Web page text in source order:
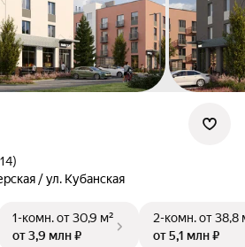
/ ул. Кубанская
1-комн.от 30,9 м²
от 3,9 млн ₽
2-комн.от 38,8
от 5,1 млн ₽